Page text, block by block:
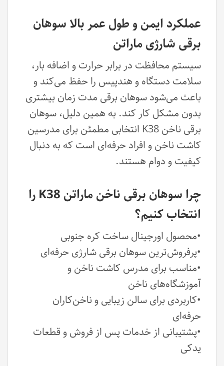
عملکرد ایمن و طول عمر بالا سوهان
برقی شارژی ماراتن
سیستم محافظت در برابر حرارت و اضافه بار،
سلامت دستگاه و هندپیس را حفظ می‌کند و
باعث می‌شود سوهان برقی مدت زمان بیشتری
بدون مشکل کار کند. به همین دلیل، سوهان
برقی ناخن K38 انتخابی مطمئن برای مدرسین
کاشت ناخن و افراد حرفه‌ای است که به دنبال
کیفیت و دوام هستند.
چرا سوهان برقی ناخن ماراتن K38 را
انتخاب کنیم؟
•محصول اورجینال ساخت کره جنوبی
•پرفروش‌ترین سوهان برقی شارژی حرفه‌ای
•مناسب برای مدرس کاشت ناخن و
آموزشگاه‌های ناخن
•کاربردی برای سالن زیبایی و ناخن‌کاران
حرفه‌ای
•پشتیبانی از خدمات پس از فروش و قطعات
یدکی